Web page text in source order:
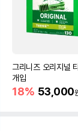
그리니즈 오리지널
개입
18% 53,000